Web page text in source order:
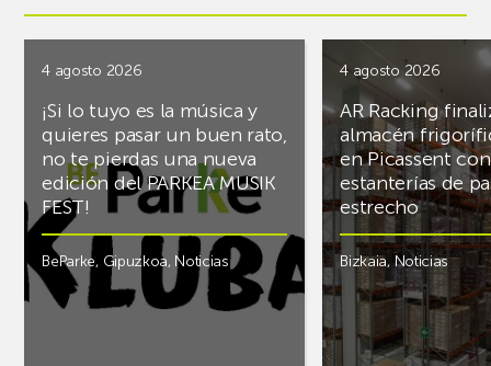
4 agosto 2026
¡Si lo tuyo es la música y
quieres pasar un buen rato,
no te pierdas una nueva
edición del PARKEA MUSIK
FEST!
BeParke, Gipuzkoa, Noticias
4 agosto 2026
AR Racking
almacén
en Picassent con
estanterías de
estrecho
Bizkaia,Noticias